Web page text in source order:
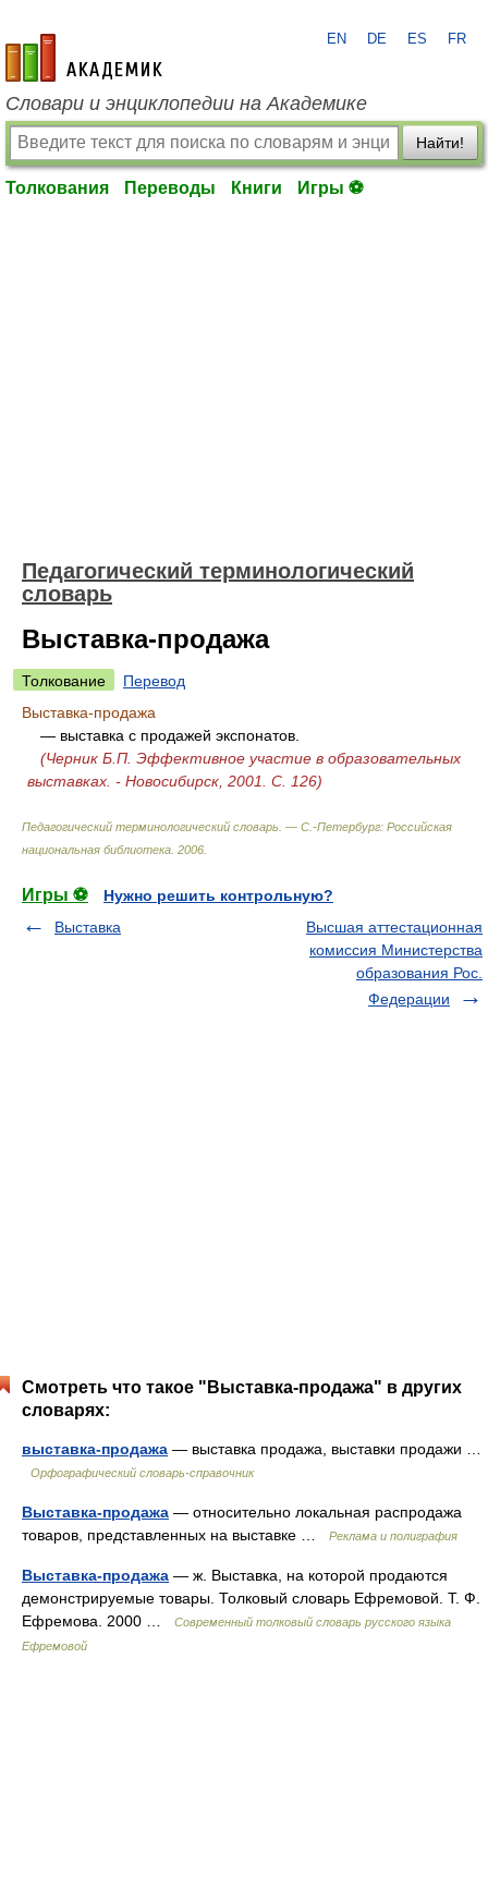
academic.ru
EN DE ES FR
Словари и энциклопедии на Академике
Найти!
Толкования Переводы Книги Игры ⚽
Педагогический терминологический
словарь
Выставка-продажа
Толкование
Перевод
Выставка-продажа
— выставка с продажей экспонатов.
(Черник Б.П. Эффективное участие в образовательных
выставках. - Новосибирск, 2001. С. 126)
Педагогический терминологический словарь. — С.-Петербург: Российская
национальная библиотека 2006
Игры ⚽
Нужно решить контрольную?
Выставка
Высшая аттестационная
комиссия Министерства
образования Рос.
Федерации
Смотреть что такое "Выставка-продажа" в других
словарях:
выставка-продажа — выставка продажа, выставки продажи …
Орфографический словарь-справочник
Выставка-продажа — относительно локальная распродажа
товаров, представленных на выставке …
Реклама и полиграфия
Выставка-продажа — ж. Выставка, на которой продаются
демонстрируемые товары. Толковый словарь Ефремовой. Т. Ф.
Ефремова. 2000 …
Современный толковый словарь русского языка
Ефремовой